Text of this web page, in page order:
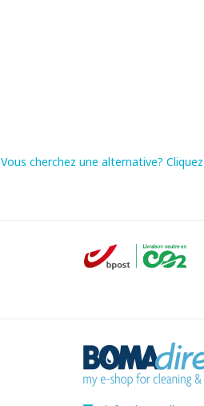
Vous cherchez une alternative? Cliquez